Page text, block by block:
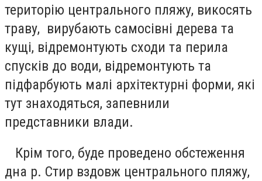
територію центрального пляжу, викосять
траву, вирубають самосівні дерева та
кущі, відремонтують сходи та перила
спусків до води, відремонтують та
підфарбують малі архітектурні форми, які
тут знаходяться, запевнили
представники влади.
Крім того, буде проведено обстеження
дна р. Стир вздовж центрального пляжу,